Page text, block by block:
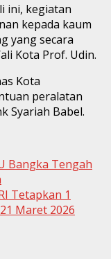
ini, kegiatan
kepada kaum
yang secara
Kota Prof. Udin.
Kota
peralatan
Syariah Babel.
Bangka Tengah
Tetapkan 1
Maret 2026